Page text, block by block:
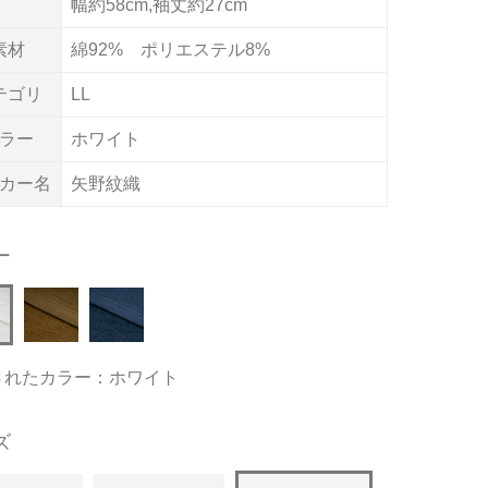
幅約58cm,袖丈約27cm
材 綿92% ポリエステル8%
ゴリ LL
ー ホワイト
ー名 矢野紋織
たカラー：ホワイト